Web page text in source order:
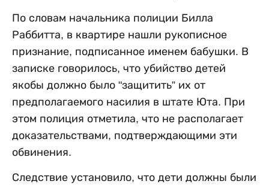
По словам начальника полиции Билла
Раббитта, в квартире нашли рукописное
признание, подписанное именем бабушки. В
записке говорилось, что убийство детей
якобы должно было "защитить” их от
предполагаемого насилия в штате Юта. При
этом полиция отметила, что не располагает
доказательствами, подтверждающими эти
обвинения.
Следствие установило, что дети должны были